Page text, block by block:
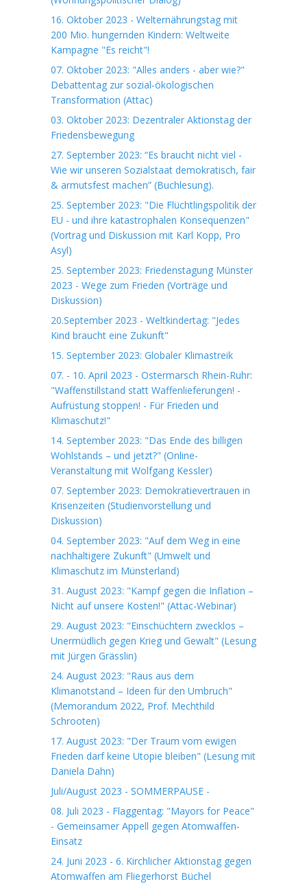
16. Oktober 2023 - Welternährungstag mit
200 Mio. hungernden Kindern: Weltweite
Kampagne "Es reicht"!
07. Oktober 2023: "Alles anders - aber wie?"
Debattentag zur sozial-ökologischen
Transformation (Attac)
03. Oktober 2023: Dezentraler Aktionstag der
Friedensbewegung
27. September 2023: “Es braucht nicht viel -
Wie wir unseren Sozialstaat demokratisch, fair
& armutsfest machen” (Buchlesung).
25. September 2023: "Die Flüchtlingspolitik der
EU - und ihre katastrophalen Konsequenzen"
(Vortrag und Diskussion mit Karl Kopp, Pro
Asyl)
25. September 2023: Friedenstagung Münster
2023 - Wege zum Frieden (Vorträge und
Diskussion)
20.September 2023 - Weltkindertag: "Jedes
Kind braucht eine Zukunft"
15. September 2023: Globaler Klimastreik
07. - 10. April 2023 - Ostermarsch Rhein-Ruhr:
"Waffenstillstand statt Waffenlieferungen! -
Aufrüstung stoppen! - Für Frieden und
Klimaschutz!"
14. September 2023: "Das Ende des billigen
Wohlstands – und jetzt?" (Online-
Veranstaltung mit Wolfgang Kessler)
07. September 2023: Demokratievertrauen in
Krisenzeiten (Studienvorstellung und
Diskussion)
04. September 2023: "Auf dem Weg in eine
nachhaltigere Zukunft" (Umwelt und
Klimaschutz im Münsterland)
31. August 2023: "Kampf gegen die Inflation –
Nicht auf unsere Kosten!" (Attac-Webinar)
29. August 2023: "Einschüchtern zwecklos –
Unermüdlich gegen Krieg und Gewalt" (Lesung
mit Jürgen Grässlin)
24. August 2023: "Raus aus dem
Klimanotstand – Ideen für den Umbruch"
(Memorandum 2022, Prof. Mechthild
Schrooten)
17. August 2023: "Der Traum vom ewigen
Frieden darf keine Utopie bleiben" (Lesung mit
Daniela Dahn)
Juli/August 2023 - SOMMERPAUSE -
08. Juli 2023 - Flaggentag: "Mayors for Peace"
- Gemeinsamer Appell gegen Atomwaffen-
Einsatz
24. Juni 2023 - 6. Kirchlicher Aktionstag gegen
Atomwaffen am Fliegerhorst Büchel